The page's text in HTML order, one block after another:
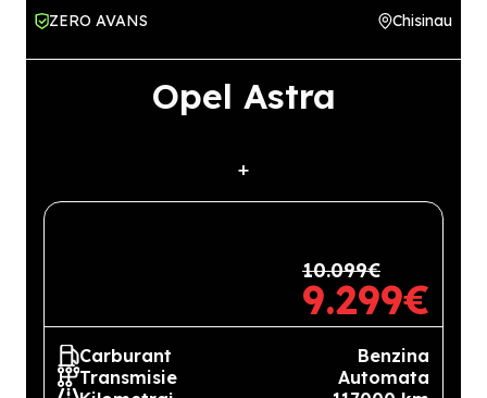
ZERO AVANS Chisinau
Opel Astra
+
10.099€
9.299€
Carburant
Benzina
Transmisie
Automata